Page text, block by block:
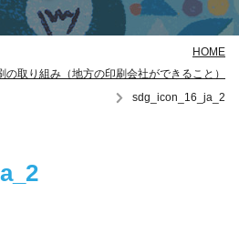
HOME
取り組み（地方の印刷会社ができること）
sdg_icon_16_ja_2